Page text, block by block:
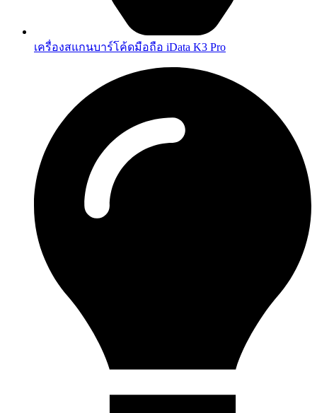
เครื่องสแกนบาร์โค้ดมือถือ iData K3 Pro